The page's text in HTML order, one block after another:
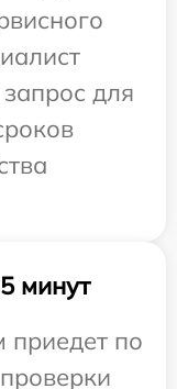
для
минут
по